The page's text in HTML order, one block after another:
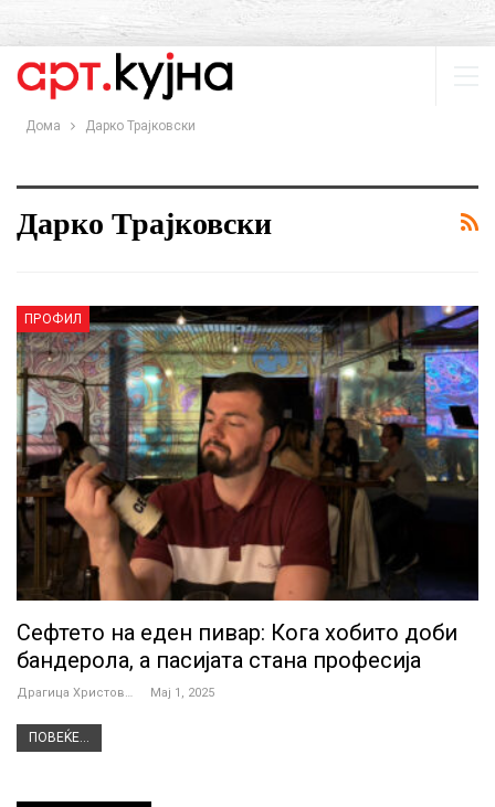
Дома Дарко Трајковски
Дарко Трајковски
ПРОФИЛ
Сефтето на еден пивар: Кога хобито доби
бандерола, а пасијата стана професија
Драгица Христова Мај 1, 2025
ПОВЕЌЕ...